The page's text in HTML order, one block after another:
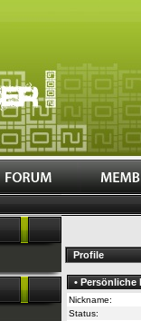
Profile
•
Nickname:
Status: